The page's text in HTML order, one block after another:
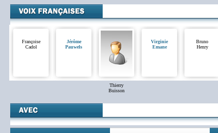
Françoise
Cadol
Jérôme
Pauwels
Thierry
Buisson
Virginie
Emane
Bruno
Henry